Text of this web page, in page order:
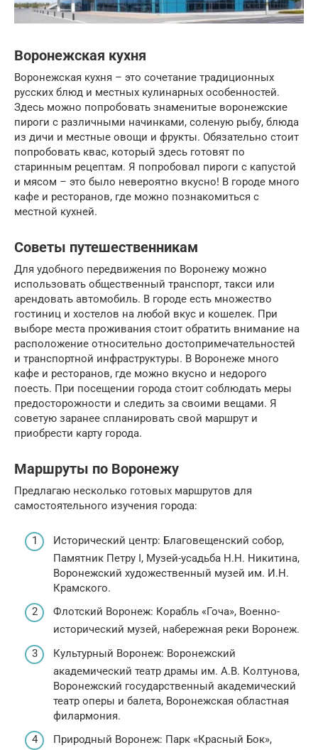
Воронежская кухня
Воронежская кухня – это сочетание традиционных
русских блюд и местных кулинарных особенностей.
Здесь можно попробовать знаменитые воронежские
пироги с различными начинками, соленую рыбу, блюда
из дичи и местные овощи и фрукты. Обязательно стоит
попробовать квас, который здесь готовят по
старинным рецептам. Я попробовал пироги с капустой
и мясом – это было невероятно вкусно! В городе много
кафе и ресторанов, где можно познакомиться с
местной кухней.
Советы путешественникам
Для удобного передвижения по Воронежу можно
использовать общественный транспорт, такси или
арендовать автомобиль. В городе есть множество
гостиниц и хостелов на любой вкус и кошелек. При
выборе места проживания стоит обратить внимание на
расположение относительно достопримечательностей
и транспортной инфраструктуры. В Воронеже много
кафе и ресторанов, где можно вкусно и недорого
поесть. При посещении города стоит соблюдать меры
предосторожности и следить за своими вещами. Я
советую заранее спланировать свой маршрут и
приобрести карту города.
Маршруты по Воронежу
Предлагаю несколько готовых маршрутов для
самостоятельного изучения города:
Исторический центр: Благовещенский собор,
Памятник Петру I, Музей-усадьба Н.Н. Никитина,
Воронежский художественный музей им. И.Н.
Крамского.
Флотский Воронеж: Корабль «Гоча», Военно-
исторический музей, набережная реки Воронеж.
Культурный Воронеж: Воронежский
академический театр драмы им. А.В. Колтунова,
Воронежский государственный академический
театр оперы и балета, Воронежская областная
филармония.
Природный Воронеж: Парк «Красный Бок»,